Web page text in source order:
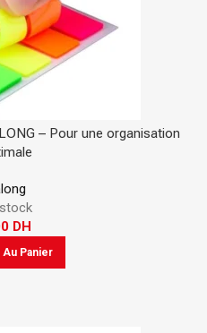
– Pour une organisation
DH
Panier